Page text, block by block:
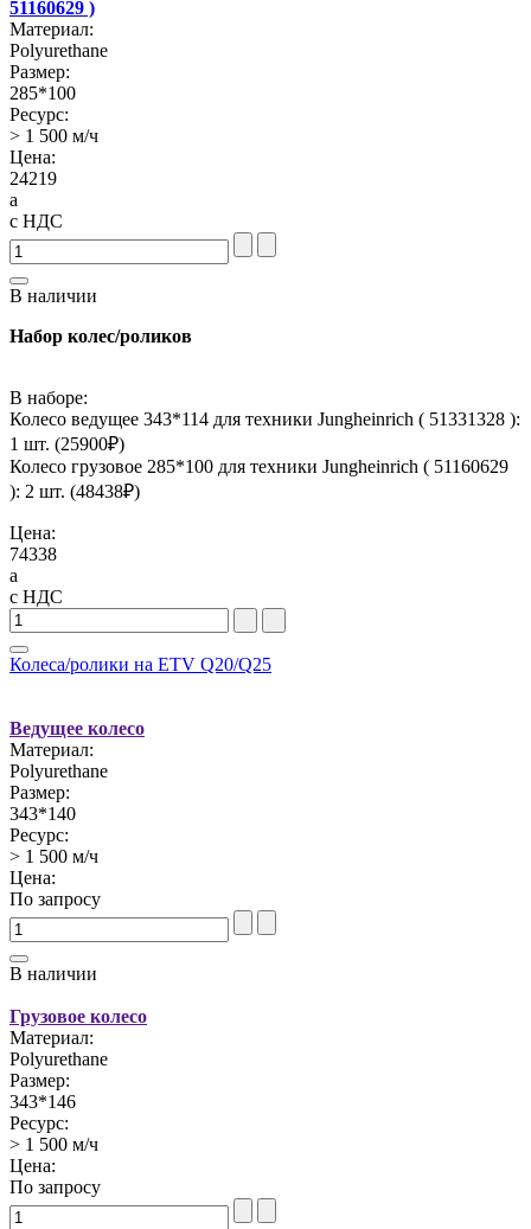
51160629 )
Материал:
Polyurethane
Размер:
285*100
Ресурс:
> 1 500 м/ч
Цена:
24219
a
с НДС
В наличии
Набор колес/роликов
В наборе:
Колесо ведущее 343*114 для техники Jungheinrich ( 51331328 ):
1 шт. (25900₽)
Колесо грузовое 285*100 для техники Jungheinrich ( 51160629
): 2 шт. (48438₽)
Цена:
74338
a
с НДС
Колеса/ролики на ETV Q20/Q25
Ведущее колесо
Материал:
Polyurethane
Размер:
343*140
Ресурс:
> 1 500 м/ч
Цена:
По запросу
В наличии
Грузовое колесо
Материал:
Polyurethane
Размер:
343*146
Ресурс:
> 1 500 м/ч
Цена:
По запросу